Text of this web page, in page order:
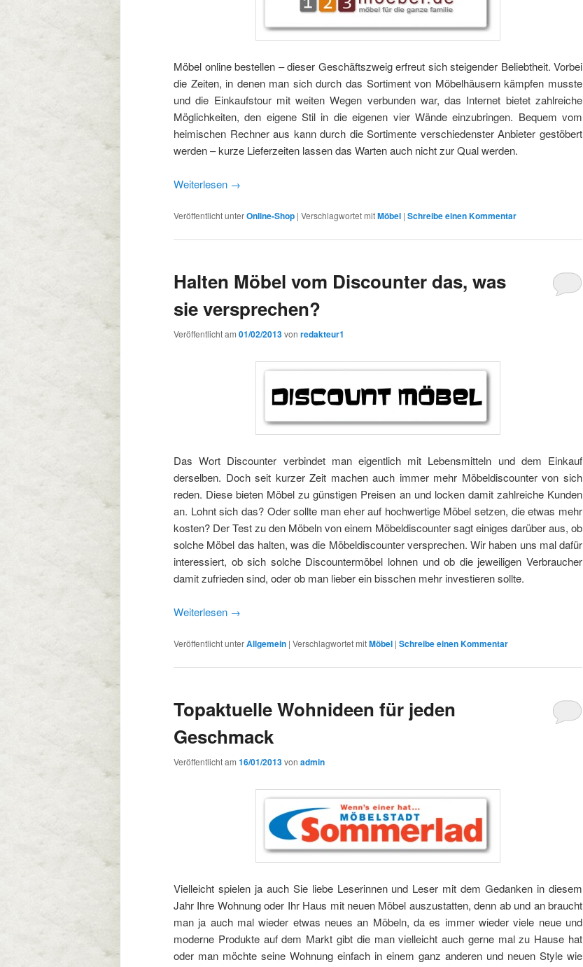
Möbel online bestellen – dieser Geschäftszweig erfreut sich steigender Beliebtheit. Vorbei
die Zeiten, in denen man sich durch das Sortiment von Möbelhäusern kämpfen musste
und die Einkaufstour mit weiten Wegen verbunden war, das Internet bietet zahlreiche
Möglichkeiten, den eigene Stil in die eigenen vier Wände einzubringen. Bequem vom
heimischen Rechner aus kann durch die Sortimente verschiedenster Anbieter gestöbert
werden – kurze Lieferzeiten lassen das Warten auch nicht zur Qual werden.
Weiterlesen →
Veröffentlicht unterOnline-Shop | Verschlagwortet mitMöbel | Schreibe einen Kommentar
Halten Möbel vom Discounter das, was
sie versprechen?
Veröffentlicht am 01/02/2013von redakteur1
Das Wort Discounter verbindet man eigentlich mit Lebensmitteln und dem Einkauf
derselben. Doch seit kurzer Zeit machen auch immer mehr Möbeldiscounter von sich
reden. Diese bieten Möbel zu günstigen Preisen an und locken damit zahlreiche Kunden
an. Lohnt sich das? Oder sollte man eher auf hochwertige Möbel setzen, die etwas mehr
kosten? Der Test zu den Möbeln von einem Möbeldiscounter sagt einiges darüber aus, ob
solche Möbel das halten, was die Möbeldiscounter versprechen. Wir haben uns mal dafür
interessiert, ob sich solche Discountermöbel lohnen und ob die jeweiligen Verbraucher
damit zufrieden sind, oder ob man lieber ein bisschen mehr investieren sollte.
Weiterlesen →
Veröffentlicht unterAllgemein | Verschlagwortet mitMöbel | Schreibe einen Kommentar
Topaktuelle Wohnideen für jeden
Geschmack
Veröffentlicht am 16/01/2013von admin
Vielleicht spielen ja auch Sie liebe Leserinnen und Leser mit dem Gedanken in diesem
Jahr Ihre Wohnung oder Ihr Haus mit neuen Möbel auszustatten, denn ab und an braucht
man ja auch mal wieder etwas neues an Möbeln, da es immer wieder viele neue und
moderne Produkte auf dem Markt gibt die man vielleicht auch gerne mal zu Hause hat
oder man möchte seine Wohnung einfach in einem ganz anderen und neuen Style wie